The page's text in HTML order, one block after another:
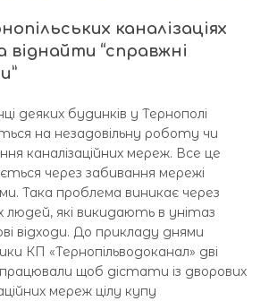
каналізаціях
віднайти “справжні
деяких будинків у Тернополі
на незадовільну роботу чи
каналізаційних мереж. Все це
через забивання мережі
Така проблема виникає через
людей, які викидають в унітаз
відходи. До прикладу днями
КП «Тернопільводоканал» дві
щоб дістати із дворових
мереж цілу купу